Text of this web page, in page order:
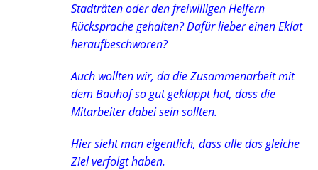
Stadträten oder den freiwilligen Helfern
Rücksprache gehalten? Dafür lieber einen Eklat
heraufbeschworen?
Auch wollten wir, da die Zusammenarbeit mit
dem Bauhof so gut geklappt hat, dass die
Mitarbeiter dabei sein sollten.
Hier sieht man eigentlich, dass alle das gleiche
Ziel verfolgt haben.